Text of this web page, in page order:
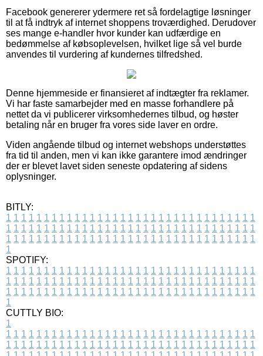
Facebook genererer ydermere ret så fordelagtige løsninger
til at få indtryk af internet shoppens troværdighed. Derudover
ses mange e-handler hvor kunder kan udfærdige en
bedømmelse af købsoplevelsen, hvilket lige så vel burde
anvendes til vurdering af kundernes tilfredshed.
Denne hjemmeside er finansieret af indtægter fra reklamer.
Vi har faste samarbejder med en masse forhandlere på
nettet da vi publicerer virksomhedernes tilbud, og høster
betaling når en bruger fra vores side laver en ordre.
Viden angående tilbud og internet webshops understøttes
fra tid til anden, men vi kan ikke garantere imod ændringer
der er blevet lavet siden seneste opdatering af sidens
oplysninger.
BITLY:
1 1 1 1 1 1 1 1 1 1 1 1 1 1 1 1 1 1 1 1 1 1 1 1 1 1 1 1 1 1 1 1 1
1 1 1 1 1 1 1 1 1 1 1 1 1 1 1 1 1 1 1 1 1 1 1 1 1 1 1 1 1 1 1 1 1
1 1 1 1 1 1 1 1 1 1 1 1 1 1 1 1 1 1 1 1 1 1 1 1 1 1 1 1 1 1 1 1 1
1
SPOTIFY:
1 1 1 1 1 1 1 1 1 1 1 1 1 1 1 1 1 1 1 1 1 1 1 1 1 1 1 1 1 1 1 1 1
1 1 1 1 1 1 1 1 1 1 1 1 1 1 1 1 1 1 1 1 1 1 1 1 1 1 1 1 1 1 1 1 1
1 1 1 1 1 1 1 1 1 1 1 1 1 1 1 1 1 1 1 1 1 1 1 1 1 1 1 1 1 1 1 1 1
1
CUTTLY BIO:
1
1 1 1 1 1 1 1 1 1 1 1 1 1 1 1 1 1 1 1 1 1 1 1 1 1 1 1 1 1 1 1 1 1
1 1 1 1 1 1 1 1 1 1 1 1 1 1 1 1 1 1 1 1 1 1 1 1 1 1 1 1 1 1 1 1 1